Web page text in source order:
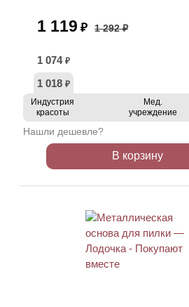
1 119 ₽ 1 292 ₽
1 074 ₽
1 018 ₽
Индустрия
красоты
Мед.
учреждение
Нашли дешевле?
В корзину